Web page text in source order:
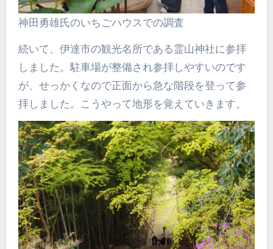
神田勇雄氏のいちごハウスでの調査
続いて、伊達市の観光名所である霊山神社に参拝
しました。駐車場が整備され参拝しやすいのです
が、せっかくなので正面から急な階段を登って参
拝しました。こうやって地形を覚えていきます。